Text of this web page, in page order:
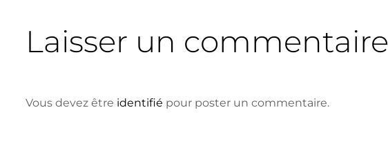
Laisser un commentaire
Vous devez être identifié pour poster un commentaire.